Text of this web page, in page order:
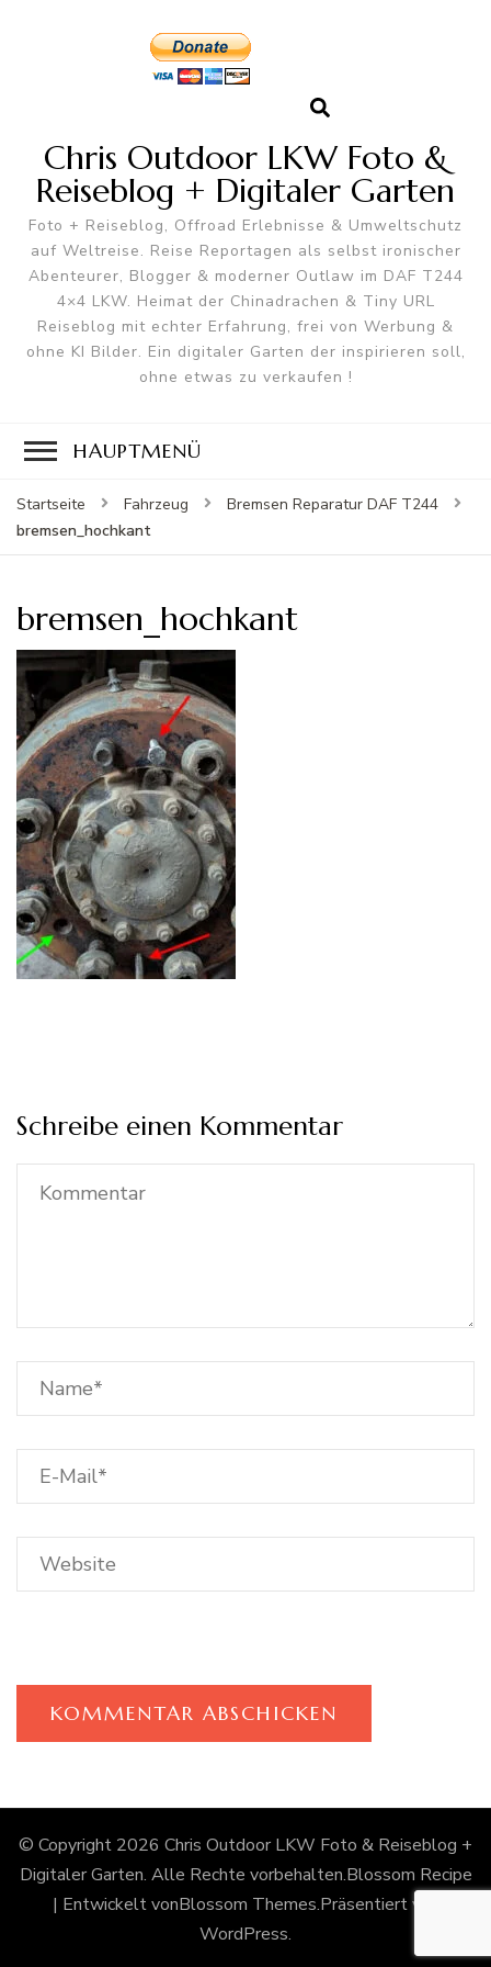
Chris Outdoor LKW Foto &
Reiseblog + Digitaler Garten
Foto + Reiseblog, Offroad Erlebnisse & Umweltschutz
auf Weltreise. Reise Reportagen als selbst ironischer
Abenteurer, Blogger & moderner Outlaw im DAF T244
4×4 LKW. Heimat der Chinadrachen & Tiny URL
Reiseblog mit echter Erfahrung, frei von Werbung &
ohne KI Bilder. Ein digitaler Garten der inspirieren soll,
ohne etwas zu verkaufen !
HAUPTMENÜ
Startseite Fahrzeug
Bremsen Reparatur DAF T244
bremsen_hochkant
bremsen_hochkant
Schreibe einen Kommentar
© Copyright 2026 Chris Outdoor LKW Foto & Reiseblog +
Digitaler Garten. Alle Rechte vorbehalten.Blossom Recipe
| Entwickelt vonBlossom Themes.Präsentiert von
WordPress.